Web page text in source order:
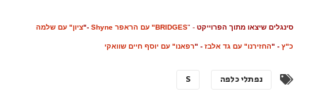
סינגלים שיצאו מתוך הפרוייקט -
"BRIDGES" עם הראפר Shyne -"ציון" עם שלמה
כ"ץ - "החזירנו" עם גד אלבז - "רפאנו" עם יוסף חיים שוואקי
נפתלי כלפה S